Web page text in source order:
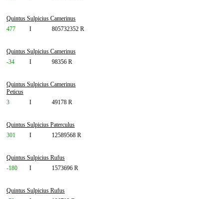
Quintus Sulpicius Camerinus
477
I 805732352 R
Quintus Sulpicius Camerinus
-34
I 98356 R
Quintus Sulpicius Camerinus
Peticus
3
I 49178 R
Quintus Sulpicius Paterculus
301
I 12589568 R
Quintus Sulpicius Rufus
-180
I 1573696 R
Quintus Sulpicius Rufus